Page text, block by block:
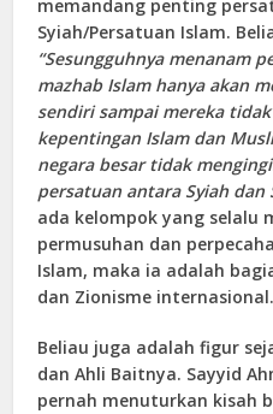
memandang penting
Syiah/Persatuan Islam.
“Sesungguhnya menanam
mazhab Islam hanya akan
sendiri sampai mereka
kepentingan Islam dan
negara besar tidak
persatuan antara Syiah dan
ada kelompok yang selalu
permusuhan dan
Islam, maka ia adalah
dan Zionisme internasional.
Beliau juga adalah figur
dan Ahli Baitnya. Sayyid
pernah menuturkan kisah